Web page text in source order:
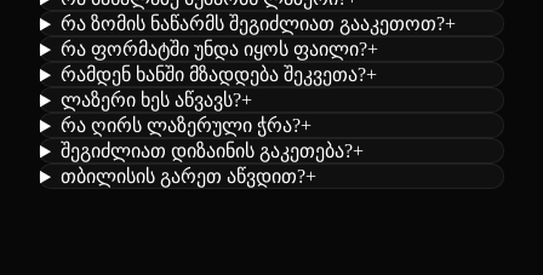
რა ზომის ნაწარმს შეგიძლიათ გააკეთოთ?+
რა ფორმატში უნდა იყოს ფაილი?+
რამდენ ხანში მზადდება შეკვეთა?+
ლაზერი ხეს აწვავს?+
რა ღირს ლაზერული ჭრა?+
შეგიძლიათ დიზაინის გაკეთება?+
თბილისის გარეთ აწვდით?+